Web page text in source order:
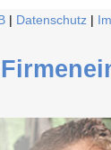
Datenschutz